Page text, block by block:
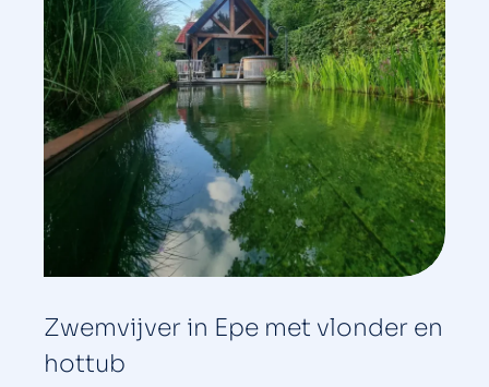
Zwemvijver in Epe met vlonder en
hottub